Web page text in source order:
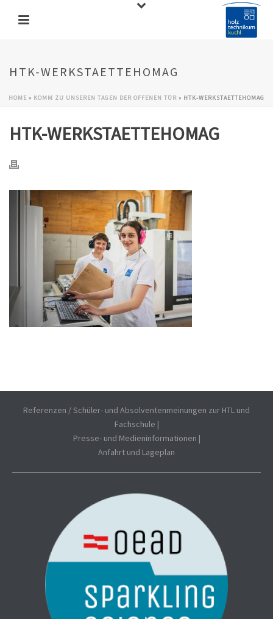
HTK-WERKSTAETTEHOMAG
HOME » KOMM ZU UNSEREN TAGEN DER OFFENEN TÜR » HTK-WERKSTAETTEHOMAG
HTK-WERKSTAETTEHOMAG
Referenzen / Schüler- und Absolventenmeinungen zur HTL und
Fachschule |
Presse- und Medieninformationen |
Anfahrt und Lageplan